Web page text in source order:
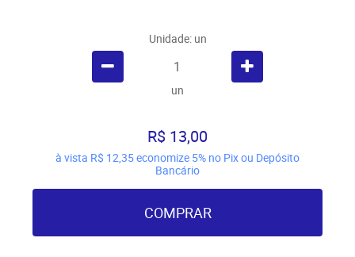
Unidade: un
un
R$ 13,00
à vista R$ 12,35economize 5% no Pix ou Depósito
Bancário
COMPRAR